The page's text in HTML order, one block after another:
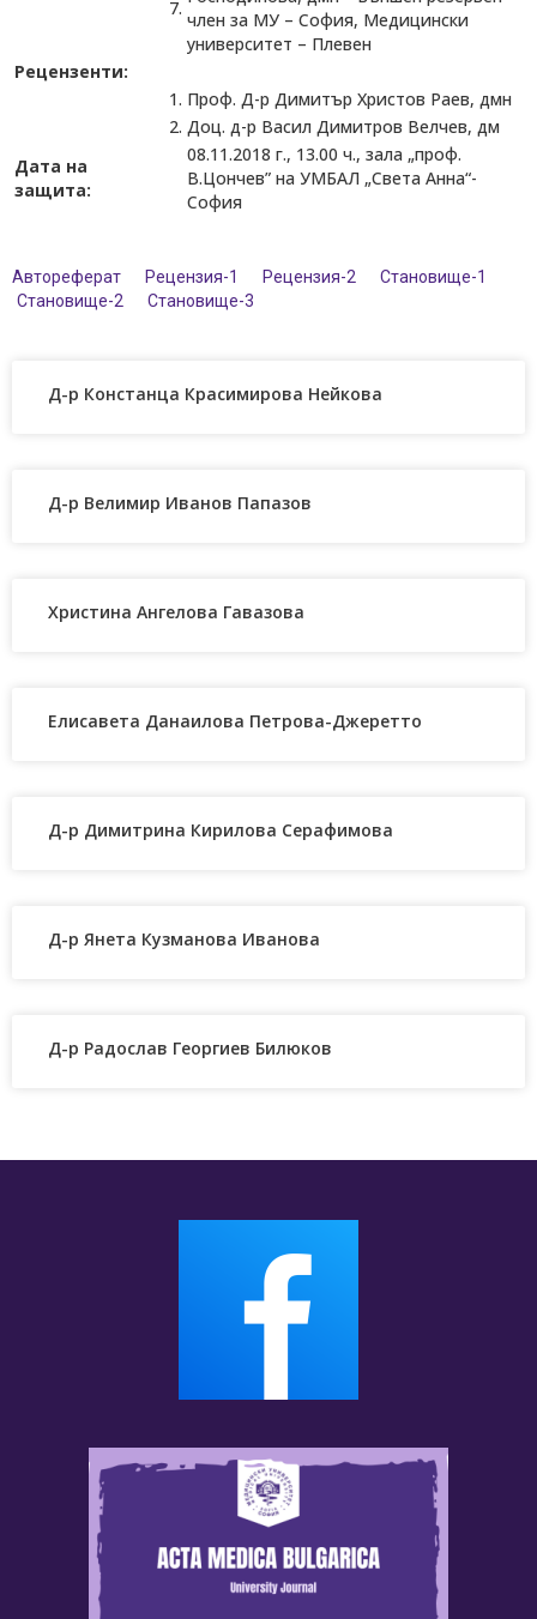
7.
член за МУ – София, Медицински
университет – Плевен
Рецензенти:
1. Проф. Д-р Димитър Христов Раев, дмн
2. Доц. д-р Васил Димитров Велчев, дм
Дата на
защита:
08.11.2018 г., 13.00 ч., зала „проф.
В.Цончев” на УМБАЛ „Света Анна“-
София
Автореферат Рецензия-1 Рецензия-2
Становище-1
Становище-2
Становище-3
Д-р Констанца Красимирова Нейкова
Д-р Велимир Иванов Папазов
Христина Ангелова Гавазова
Елисавета Данаилова Петрова-Джеретто
Д-р Димитрина Кирилова Серафимова
Д-р Янета Кузманова Иванова
Д-р Радослав Георгиев Билюков